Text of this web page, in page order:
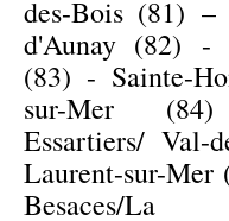
des-Bois (81) –
d'Aunay (82) -
(83) - Sainte-
sur-Mer (84)
Essartiers/ Val-
Laurent-sur-Mer
Besaces/La